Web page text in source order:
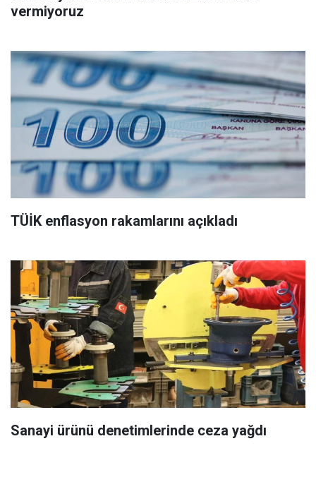
vermiyoruz
TÜİK enflasyon rakamlarını açıkladı
Sanayi ürünü denetimlerinde ceza yağdı